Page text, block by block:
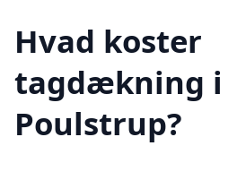
Hvad koster
tagdækning i
Poulstrup?